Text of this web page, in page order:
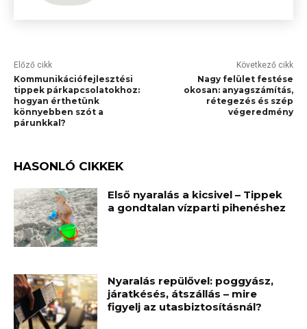
Előző cikk
Kommunikációfejlesztési
tippek párkapcsolatokhoz:
hogyan érthetünk
könnyebben szót a
párunkkal?
Következő cikk
Nagy felület festése
okosan: anyagszámítás,
rétegezés és szép
végeredmény
HASONLÓ CIKKEK
Első nyaralás a kicsivel – Tippek
a gondtalan vízparti pihenéshez
Nyaralás repülővel: poggyász,
járatkésés, átszállás – mire
figyelj az utasbiztosításnál?